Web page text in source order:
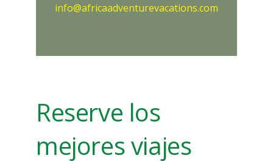
info@africaadventurevacations.com
Reserve los
mejores viajes